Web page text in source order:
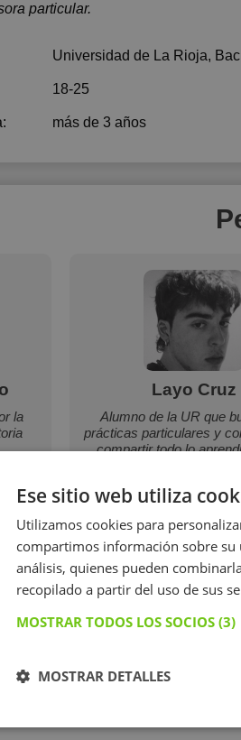
particular.
Universidad de La Rioja,
18-25
más de 3 años
la
Layo Cruz
Alumno de la UR que
prácticas particulares y
compartir todo lo
12 €/h
Ese sitio web utiliza
Utilizamos cookies para
compartimos información sobre
análisis, quienes pueden
recopilado a partir del uso de sus
MOSTRAR TODOS LOS SOCIOS (3)
MOSTRAR DETALLES